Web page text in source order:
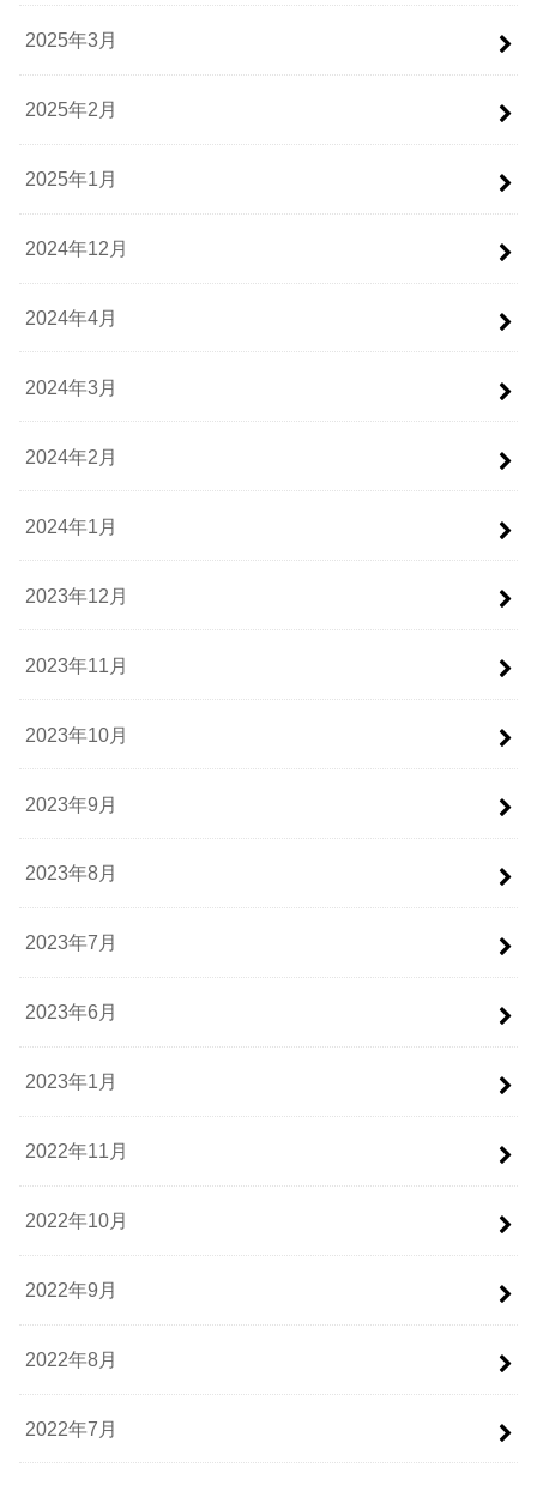
2025年3月
2025年2月
2025年1月
2024年12月
2024年4月
2024年3月
2024年2月
2024年1月
2023年12月
2023年11月
2023年10月
2023年9月
2023年8月
2023年7月
2023年6月
2023年1月
2022年11月
2022年10月
2022年9月
2022年8月
2022年7月